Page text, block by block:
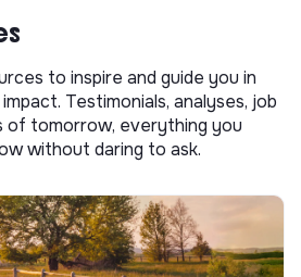
to inspire and guide you in
Testimonials, analyses, job
of tomorrow, everything you
without daring to ask.